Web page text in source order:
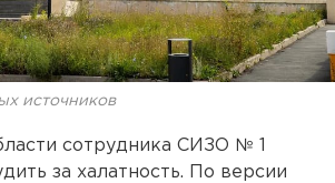
источников
сотрудника СИЗО № 1
за халатность. По версии